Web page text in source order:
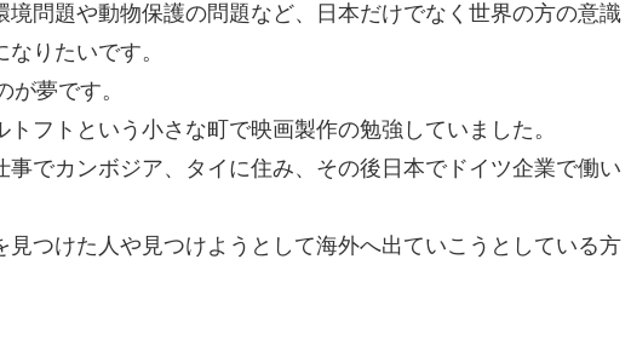
問題や動物保護の問題など、日本だけでなく世界の方の意識
りたいです。
夢です。
フトという小さな町で映画製作の勉強していました。
でカンボジア、タイに住み、その後日本でドイツ企業で働い
つけた人や見つけようとして海外へ出ていこうとしている方